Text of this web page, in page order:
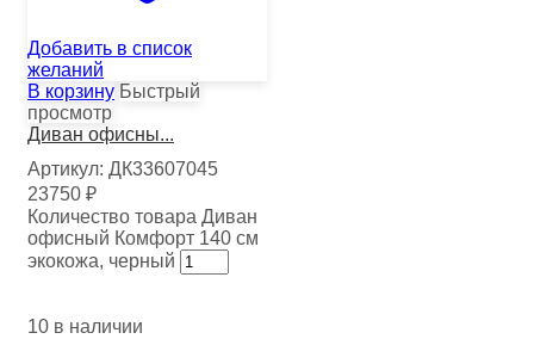
Добавить в список
желаний
В корзину Быстрый
просмотр
Диван офисны...
Артикул: ДК33607045
23750 ₽
Количество товара Диван
офисный Комфорт 140 см
экокожа, черный
10 в наличии